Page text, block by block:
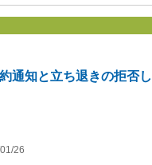
通知と立ち退きの拒否
26